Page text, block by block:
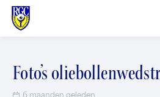
Foto’s